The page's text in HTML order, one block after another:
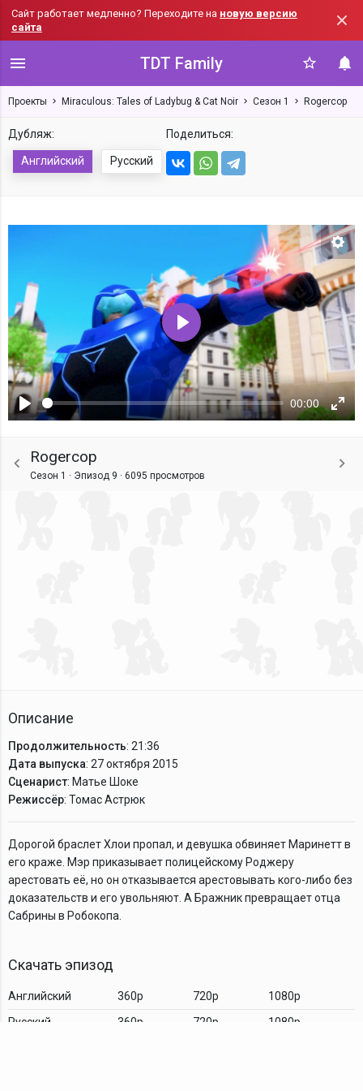
Сайт работает медленно? Переходите на новую версию
сайта
TDT Family
Проекты Miraculous: Tales of Ladybug & Cat Noir Сезон 1 Rogercop
Дубляж:
Английский Русский
Поделиться:
Воспроизвести
00:00
Воспроизвести
Rogercop
Сезон 1 · Эпизод 9 · 6095 просмотров
Описание
Продолжительность: 21:36
Дата выпуска: 27 октября 2015
Сценарист: Матье Шоке
Режиссёр: Томас Астрюк
Дорогой браслет Хлои пропал, и девушка обвиняет Маринетт в
его краже. Мэр приказывает полицейскому Роджеру
арестовать её, но он отказывается арестовывать кого-либо без
доказательств и его увольняют. А Бражник превращает отца
Сабрины в Робокопа.
Скачать эпизод
Английский 360p 720p
1080p
Русский
360p 720p 1080p